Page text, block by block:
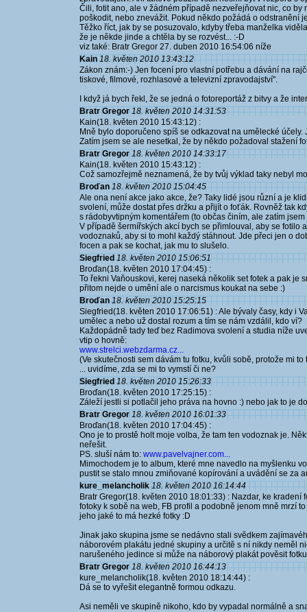
Čili, fotit ano, ale v žádném případě nezveřejňovat nic, co
poškodit, nebo znevážit. Pokud někdo požádá o odstranění
Těžko říct, jak by se posuzovalo, kdyby třeba manželka
že je někde jinde a chtěla by se rozvést... :-D
viz také: Bratr Gregor 27. duben 2010 16:54:06 níže
Kain 18. květen 2010 13:43:12
Zákon znám:-) Jen focení pro vlastní potřebu a dávání na
tiskové, filmové, rozhlasové a televizní zpravodajství".
I když já bych řekl, že se jedná o fotoreportáž z bitvy a že
Bratr Gregor 18. květen 2010 14:31:53
Kain(18. květen 2010 15:43:12) :
Mně bylo doporučeno spíš se odkazovat na umělecké
Zatím jsem se ale nesetkal, že by někdo požadoval stažení
Bratr Gregor 18. květen 2010 14:33:17
Kain(18. květen 2010 15:43:12) :
Což samozřejmě neznamená, že by tvůj výklad taky nebyl
Broďan 18. květen 2010 15:04:45
Ale ona není akce jako akce, že? Taky lidé jsou různí a je
svolení, může dostat přes držku a přijít o foťák. Rovněž tak
s rádobyvtipným komentářem (to občas činím, ale zatím
V případě šermířských akcí bych se přimlouval, aby se fotilo
vodoznaků, aby si to mohl každý stáhnout. Jde přeci jen o
focen a pak se kochat, jak mu to slušelo.
Siegfried 18. květen 2010 15:06:51
Broďan(18. květen 2010 17:04:45) :
To řekni Vaňouskovi, kerej naseká několik set fotek a pak je
přitom nejde o umění ale o narcismus koukat na sebe :)
Broďan 18. květen 2010 15:25:15
Siegfried(18. květen 2010 17:06:51) : Ale bývaly časy, kdy i
umělec a nebo už dostal rozum a tím se nám vzdálil, kdo ví?
Každopádně tady teď bez Radimova svolení a studia níže
vtip o hovně:
www.strelci.webzdarma.cz...
(Ve skutečnosti sem dávám tu fotku, kvůli sobě, protože mi
... uvidíme, zda se mi to vymstí či ne?
Siegfried 18. květen 2010 15:26:33
Broďan(18. květen 2010 17:25:15) :
Záleží jestli si potlačil jeho práva na hovno :) nebo jak to je
Bratr Gregor 18. květen 2010 16:01:33
Broďan(18. květen 2010 17:04:45) :
Ono je to prostě holt moje volba, že tam ten vodoznak je.
neřešit.
PS. sluší nám to: www.pavelvajner.com...
Mimochodem je to album, které mne navedlo na myšlenku
pustit se stalo mnou zmiňované kopírování a uvádění se za
kure_melancholik 18. květen 2010 16:14:44
Bratr Gregor(18. květen 2010 18:01:33) : Nazdar, ke
fotoky k sobě na web, FB profil a podobně jenom mně mrzí
jeho jaké to má hezké fotky :D
Jinak jako skupina jsme se nedávno stali svědkem
náborovém plakátu jedné skupiny a určitě s ní nikdy neměl
narušeného jedince si může na náborový plakát pověsit
Bratr Gregor 18. květen 2010 16:44:13
kure_melancholik(18. květen 2010 18:14:44) :
Dá se to vyřešit elegantně formou odkazu.
Asi neměli ve skupině nikoho, kdo by vypadal normálně a